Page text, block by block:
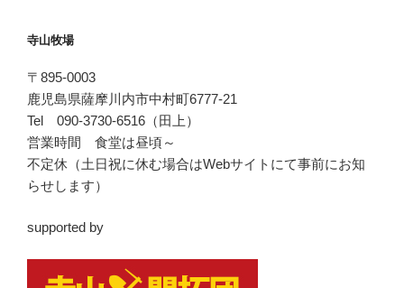
寺山牧場
〒895-0003
鹿児島県薩摩川内市中村町6777-21
Tel 090-3730-6516（田上）
営業時間 食堂は昼頃～
不定休（土日祝に休む場合はWebサイトにて事前にお知
らせします）
supported by